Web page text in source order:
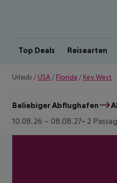
Top Deals Reisearten
Urlaub / USA / Florida / Key West
Beliebiger Abflughafen
10.08.26 – 08.08.27 2